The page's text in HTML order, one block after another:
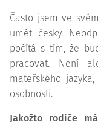
Často jsem ve
umět česky.
počítá s tím, že
pracovat. Není
mateřského
osobnosti.
Jakožto rodiče